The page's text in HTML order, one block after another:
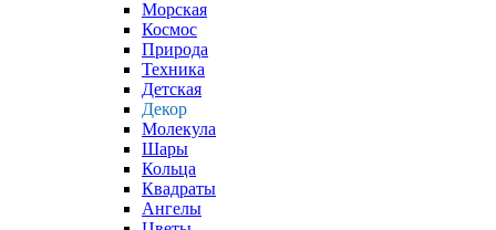
Морская
Космос
Природа
Техника
Детская
Декор
Молекула
Шары
Кольца
Квадраты
Ангелы